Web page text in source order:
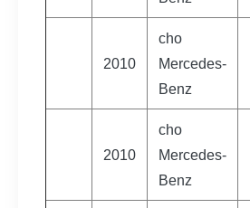
2010
cho
Mercedes-
Benz
2010
cho
Mercedes-
Benz